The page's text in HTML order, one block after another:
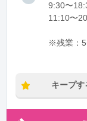
9:30〜
11:10〜
※残業：5
キープす